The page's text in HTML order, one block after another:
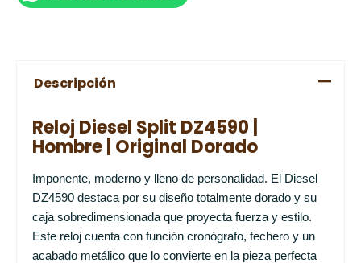
Descripción
Reloj Diesel Split DZ4590 |
Hombre | Original Dorado
Imponente, moderno y lleno de personalidad. El Diesel
DZ4590 destaca por su diseño totalmente dorado y su
caja sobredimensionada que proyecta fuerza y estilo.
Este reloj cuenta con función cronógrafo, fechero y un
acabado metálico que lo convierte en la pieza perfecta